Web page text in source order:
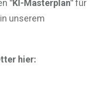
"KI-Masterplan"für
unserem
hier: